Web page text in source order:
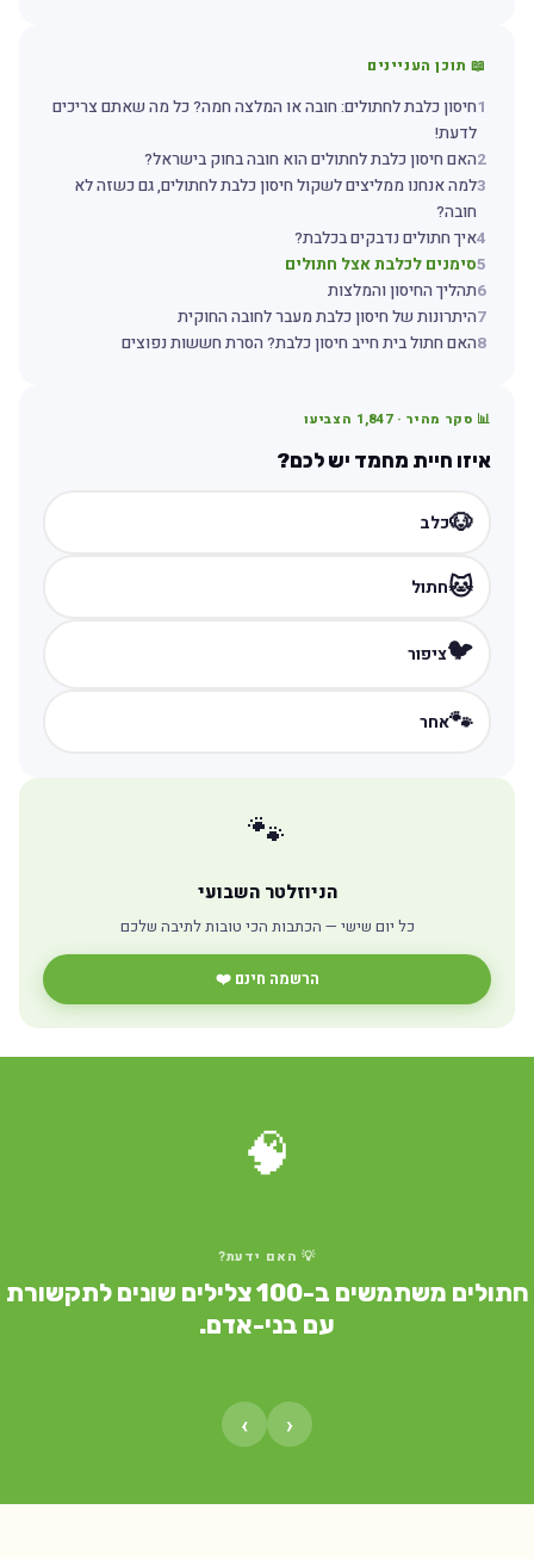
📖 תוכן העניינים
חיסון כלבת לחתולים: חובה או המלצה חמה? כל מה שאתם צריכים
לדעת!
2האם חיסון כלבת לחתולים הוא חובה בחוק בישראל?
למה אנחנו ממליצים לשקול חיסון כלבת לחתולים, גם כשזה לא
חובה?
איך חתולים נדבקים בכלבת?
סימנים לכלבת אצל חתולים
6תהליך החיסון והמלצות
7היתרונות של חיסון כלבת מעבר לחובה החוקית
8האם חתול בית חייב חיסון כלבת? הסרת חששות נפוצים
📊 סקר מהיר · 1,847הצביעו
איזו חיית מחמד יש לכם?
🐶כלב
🐱חתול
🐦ציפור
🐾אחר
🐾
הניוזלטר השבועי
כל יום שישי — הכתבות הכי טובות לתיבה שלכם
הרשמה חינם ❤️
🧠
💡 האם ידעת?
חתולים משתמשים ב-100 צלילים שונים לתקשורת
עם בני-אדם.